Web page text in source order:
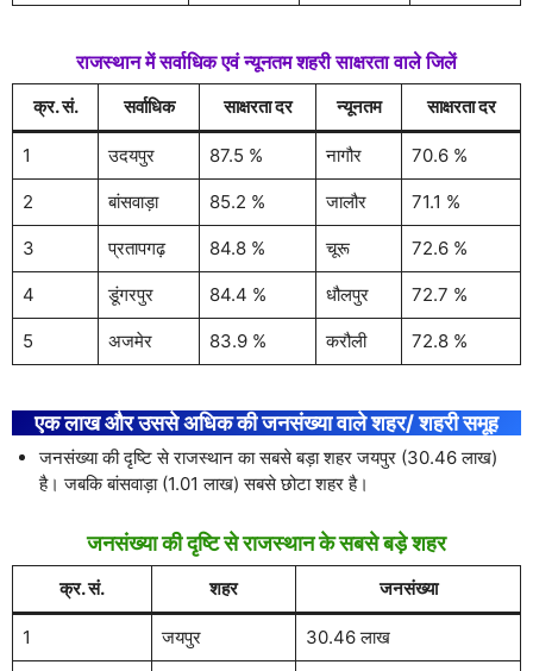
राजस्थान में सर्वाधिक एवं न्यूनतम शहरी साक्षरता वाले जिलें
क्र. सं. सर्वाधिक साक्षरता दर न्यूनतम साक्षरता दर
1 उदयपुर 87.5 % नागौर 70.6 %
2 बांसवाड़ा 85.2 % जालौर 71.1 %
3 प्रतापगढ़ 84.8 % चूरू 72.6 %
4 डूंगरपुर 84.4 % धौलपुर 72.7 %
5 अजमेर 83.9 % करौली 72.8 %
एक लाख और उससे अधिक की जनसंख्या वाले शहर/ शहरी समूह
जनसंख्या की दृष्टि से राजस्थान का सबसे बड़ा शहर जयपुर (30.46 लाख)
है। जबकि बांसवाड़ा (1.01 लाख) सबसे छोटा शहर है।
जनसंख्या की दृष्टि से राजस्थान के सबसे बड़े शहर
क्र. सं. शहर जनसंख्या
1 जयपुर 30.46 लाख